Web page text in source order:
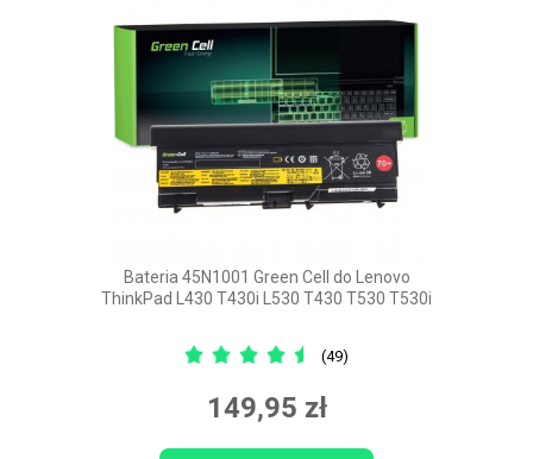
Bateria 45N1001 Green Cell do Lenovo
ThinkPad L430 T430i L530 T430 T530 T530i
(49)
149,95 zł